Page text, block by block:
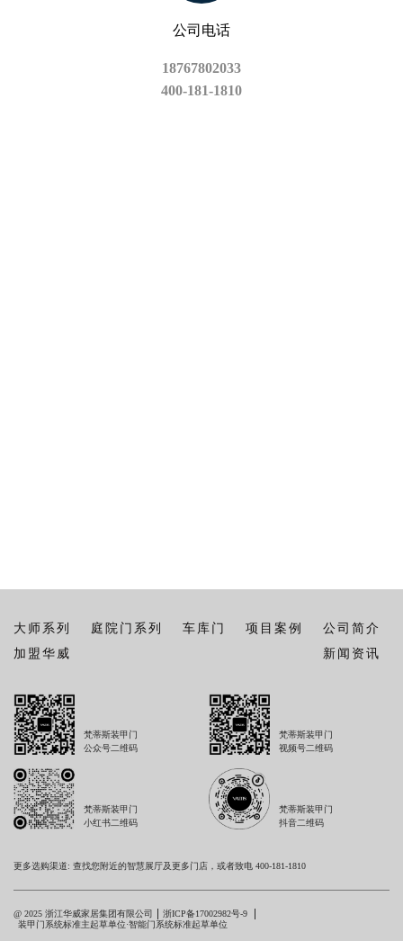
公司电话
18767802033
400-181-1810
大师系列 庭院门系列 车库门 项目案例
公司简介
加盟华威
新闻资讯
梵蒂斯装甲门
公众号二维码
梵蒂斯装甲门
视频号二维码
梵蒂斯装甲门
小红书二维码
梵蒂斯装甲门
抖音二维码
更多选购渠道: 查找您附近的智慧展厅及更多门店，或者致电 400-181-1810
@ 2025 浙江华威家居集团有限公司
浙ICP备17002982号-9
装甲门系统标准主起草单位·智能门系统标准起草单位